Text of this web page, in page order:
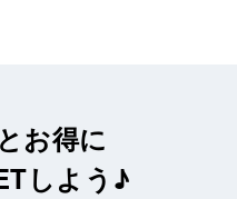
お得に
しよう♪